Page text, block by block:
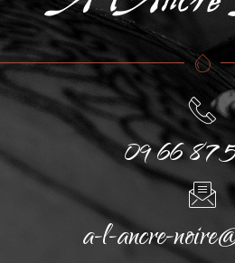
09 66 87
a-l-ancre-